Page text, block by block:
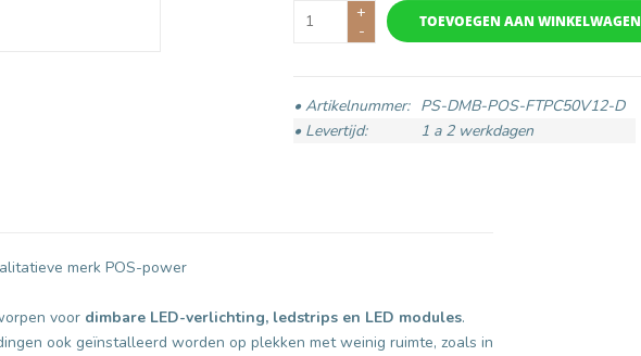
+
-
TOEVOEGEN AAN WINKELWAGEN
• Artikelnummer: PS-DMB-POS-FTPC50V12-D
• Levertijd:
1 a 2 werkdagen
merk POS-power
voor dimbare LED-verlichting, ledstrips en LED modules.
ook geïnstalleerd worden op plekken met weinig ruimte, zoals in